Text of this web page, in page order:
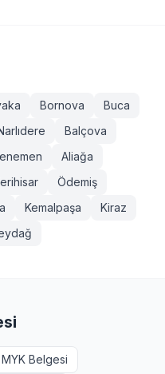
akreditasyonludur.
detaylı bilgi
Bornova
Buca
Balçova
Aliağa
Ödemiş
Kemalpaşa
Kiraz
Belgesi